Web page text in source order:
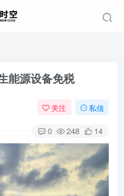
能源设备免税
关注 私信
0 248 14